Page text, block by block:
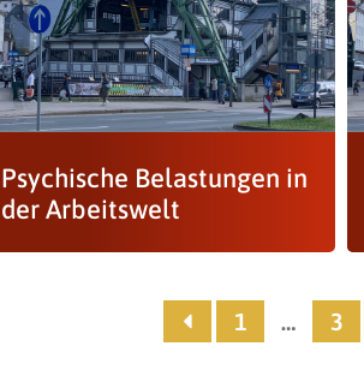
Psychische Belastungen in
der Arbeitswelt
1 … 3